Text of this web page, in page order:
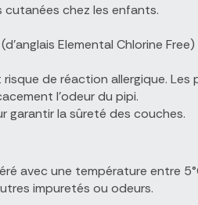
cutanées chez les enfants.
Elemental Chlorine
de réaction allergique.
l’odeur du pipi.
garantir la sûreté des couches.
avec une température entre
impuretés ou odeurs.